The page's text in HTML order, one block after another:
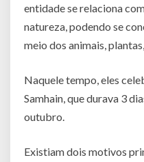
entidade se relaciona
natureza, podendo se
meio dos animais,
Naquele tempo, eles
Samhain, que durava 3
outubro.
Existiam dois motivos